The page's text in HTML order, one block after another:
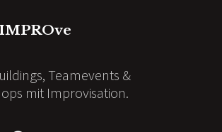
Teamevents &
mit Improvisation.